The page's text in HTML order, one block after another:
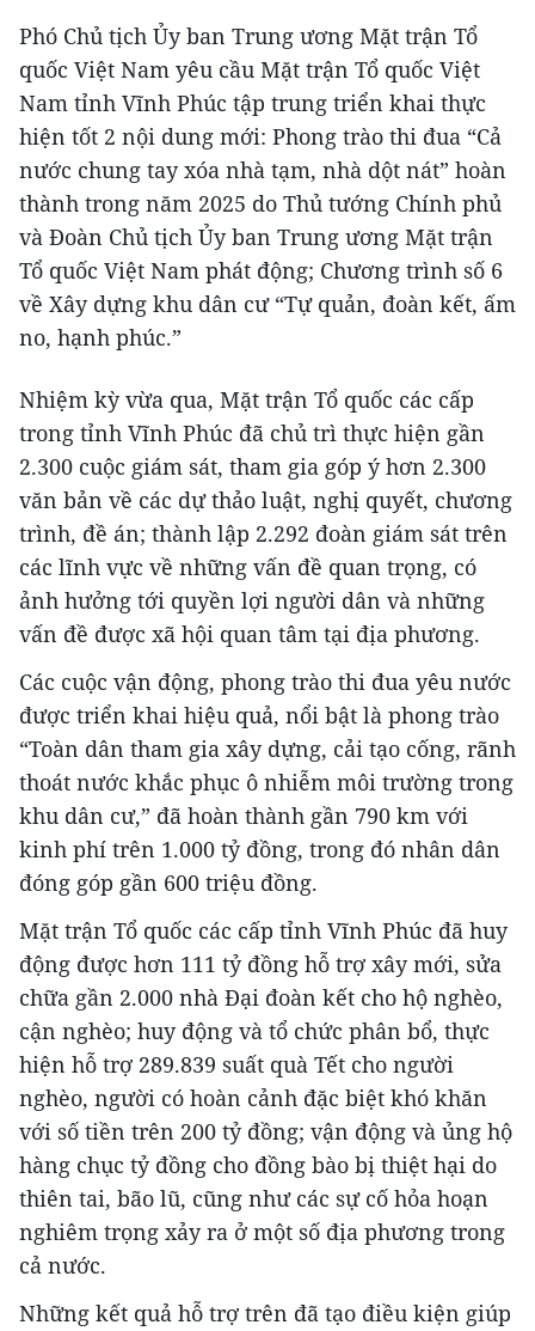
Phó Chủ tịch Ủy ban Trung ương Mặt trận Tổ
quốc Việt Nam yêu cầu Mặt trận Tổ quốc Việt
Nam tỉnh Vĩnh Phúc tập trung triển khai thực
hiện tốt 2 nội dung mới: Phong trào thi đua “Cả
nước chung tay xóa nhà tạm, nhà dột nát” hoàn
thành trong năm 2025 do Thủ tướng Chính phủ
và Đoàn Chủ tịch Ủy ban Trung ương Mặt trận
Tổ quốc Việt Nam phát động; Chương trình số 6
về Xây dựng khu dân cư “Tự quản, đoàn kết, ấm
no, hạnh phúc.”
Nhiệm kỳ vừa qua, Mặt trận Tổ quốc các cấp
trong tỉnh Vĩnh Phúc đã chủ trì thực hiện gần
2.300 cuộc giám sát, tham gia góp ý hơn 2.300
văn bản về các dự thảo luật, nghị quyết, chương
trình, đề án; thành lập 2.292 đoàn giám sát trên
các lĩnh vực về những vấn đề quan trọng, có
ảnh hưởng tới quyền lợi người dân và những
vấn đề được xã hội quan tâm tại địa phương.
Các cuộc vận động, phong trào thi đua yêu nước
được triển khai hiệu quả, nổi bật là phong trào
“Toàn dân tham gia xây dựng, cải tạo cống, rãnh
thoát nước khắc phục ô nhiễm môi trường trong
khu dân cư,” đã hoàn thành gần 790 km với
kinh phí trên 1.000 tỷ đồng, trong đó nhân dân
đóng góp gần 600 triệu đồng.
Mặt trận Tổ quốc các cấp tỉnh Vĩnh Phúc đã huy
động được hơn 111 tỷ đồng hỗ trợ xây mới, sửa
chữa gần 2.000 nhà Đại đoàn kết cho hộ nghèo,
cận nghèo; huy động và tổ chức phân bổ, thực
hiện hỗ trợ 289.839 suất quà Tết cho người
nghèo, người có hoàn cảnh đặc biệt khó khăn
với số tiền trên 200 tỷ đồng; vận động và ủng hộ
hàng chục tỷ đồng cho đồng bào bị thiệt hại do
thiên tai, bão lũ, cũng như các sự cố hỏa hoạn
nghiêm trọng xảy ra ở một số địa phương trong
cả nước.
Những kết quả hỗ trợ trên đã tạo điều kiện giúp